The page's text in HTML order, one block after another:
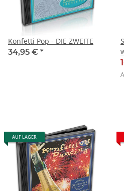
Konfetti Pop - DIE ZWEITE
34,95 € *
AUF LAGER